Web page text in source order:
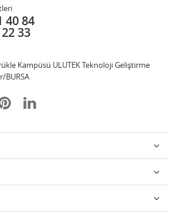
40 84
33
Kampüsü ULUTEK Teknoloji Geliştirme
BURSA